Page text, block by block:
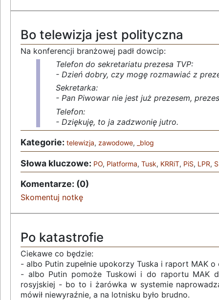
Bo telewizja jest polityczna
Na konferencji branżowej padł dowcip:
Telefon do sekretariatu prezesa TVP:
- Dzień dobry, czy mogę rozmawiać z
Sekretarka:
- Pan Piwowar nie jest już prezesem,
Telefon:
- Dziękuję, to ja zadzwonię jutro.
Kategorie: telewizja, zawodowe, _blog
Słowa kluczowe: PO, Platforma, Tusk, KRRiT, PiS, LPR,
Komentarze: (0)
Skomentuj notkę
Po katastrofie
Ciekawe co będzie:
- albo Putin zupełnie upokorzy Tuska i raport MAK
- albo Putin pomoże Tuskowi i do raportu MAK
rosyjskiej - bo to i żarówka w systemie
mówił niewyraźnie, a na lotnisku było brudno.